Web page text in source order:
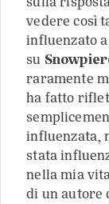
vedere così
influenzato
su
raramente
ha fatto
influenzata,
stata
nella mia
di un autore